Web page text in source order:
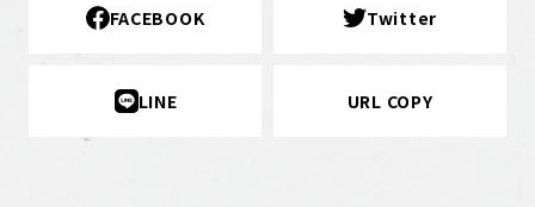
FACEBOOK Twitter
LINE URL COPY